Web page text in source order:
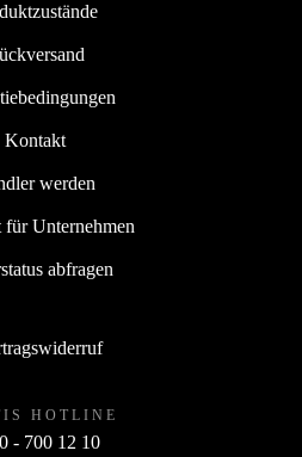
Kontakt
werden
für Unternehmen
abfragen
HOTLINE
- 700 12 10